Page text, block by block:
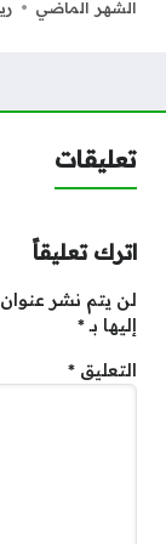
الشهر الماضي
تعليقات
اترك تعليقاً
لن يتم نشر عنوان
إليها بـ*
التعليق *